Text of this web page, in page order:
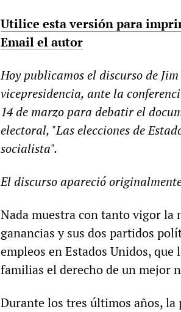
Utilice esta versión para
Email el autor
Hoy publicamos el discurso de
vicepresidencia, ante la
14 de marzo para debatir el
electoral, "Las elecciones de
socialista".
El discurso apareció
Nada muestra con tanto vigor la
ganancias y sus dos partidos
empleos en Estados Unidos,
familias el derecho de un mejor
Durante los tres últimos años,